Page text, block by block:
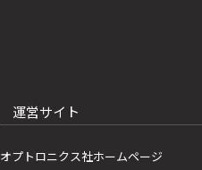
運営サイト
オプトロニクス社ホームページ